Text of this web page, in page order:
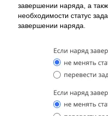
завершении наряда, а
необходимости статус
завершении наряда.